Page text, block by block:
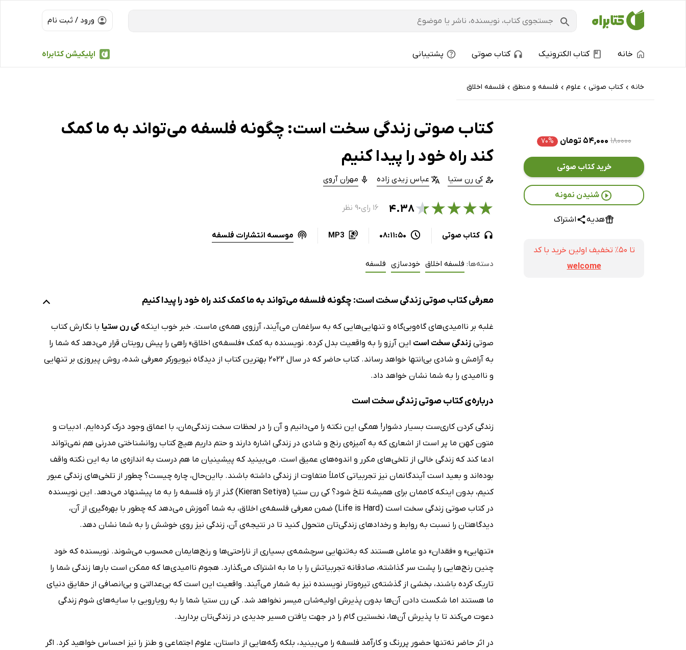
ورود / ثبت نام
اپلیکیشن کتابراه خانه کتاب الکترونیک کتاب صوتی پشتیبانی
خانه › کتاب‌ صوتی › علوم › فلسفه و منطق › فلسفه اخلاق
۱۸۰۰۰۰ ۵۴,۰۰۰ تومان ۷۰%
خرید کتاب صوتی
شنیدن نمونه
هدیه اشتراک
تا ۵۰٪ تخفیف اولین خرید با کد
welcome
کتاب صوتی زندگی سخت است: چگونه فلسفه می‌تواند به ما کمک
کند راه خود را پیدا کنیم
کی رن ستیا عباس زیدی زاده مهران آروی
★
★
★
★
★۴.۳۸ ۱۶ رای ● ۹ نظر
کتاب صوتی 08:11:50
MP3 موسسه انتشارات فلسفه
دسته‌ها: فلسفه اخلاق خودسازی فلسفه
معرفی کتاب صوتی زندگی سخت است: چگونه فلسفه می‌تواند به ما کمک کند راه خود را پیدا کنیم
غلبه بر ناامیدی‌های گاه‌و‌بی‌گاه و تنهایی‌هایی که به سراغمان می‌آیند، آرزوی همه‌ی ماست. خبر خوب اینکهکی رن ستیا با نگارش کتاب
صوتی زندگی سخت است این آرزو را به واقعیت بدل کرده. نویسنده به کمک «فلسفه‌ی اخلاق» راهی را پیش رویتان قرار می‌دهد که شما را
به آرامش و شادی بی‌انتها خواهد رساند. کتاب حاضر که در سال 2022 بهترین کتاب از دیدگاه نیویورکر معرفی شده، روش پیروزی بر تنهایی
و ناامیدی را به شما نشان خواهد داد.
درباره‌ی کتاب صوتی زندگی سخت است
زندگی کردن کاری‌ست بسیار دشوار! همگی این نکته را می‌دانیم و آن را در لحظات سخت زندگی‌مان، با اعماق وجود درک کرده‌ایم. ادبیات و
متون کهن ما پر است از اشعاری که به آمیزه‌ی رنج و شادی در زندگی اشاره دارند و حتم داریم هیچ کتاب روانشناختی مدرنی هم نمی‌تواند
ادعا کند که زندگی خالی از تلخی‌های مکرر و اندوه‌‌های عمیق است. می‌بینید که پیشینیان ما هم درست به اندازه‌ی ما به این نکته واقف
بوده‌اند و بعید است آیندگانمان نیز تجربیاتی کاملاً متفاوت از زندگی داشته باشند. بااین‌حال، چاره چیست؟ چطور از تلخی‌های زندگی عبور
کنیم، بدون اینکه کاممان برای همیشه تلخ شود؟ کی رن ستیا (Kieran Setiya) گذر از راه فلسفه را به ما پیشنهاد می‌دهد. این نویسنده
در کتاب صوتی زندگی سخت است (Life is Hard) ضمن معرفی فلسفه‌ی اخلاق، به شما آموزش می‌دهد که چطور با بهره‌گیری از آن،
دیدگاهتان را نسبت به روابط و رخدادهای زندگی‌تان متحول کنید تا در نتیجه‌ی آن، زندگی نیز روی خوشش را به شما نشان دهد.
«تنهایی» و «فقدان» دو عاملی هستند که به‌تنهایی سرچشمه‌ی بسیاری از ناراحتی‌ها و رنج‌هایمان محسوب می‌شوند. نویسنده که خود
چنین رنج‌هایی را پشت سر گذاشته، صادقانه تجربیاتش را با ما به اشتراک می‌گذارد. هجوم ناامیدی‌ها که ممکن است بارها زندگی شما را
تاریک کرده باشند، بخشی از گذشته‌ی تیره‌و‌تار نویسنده نیز به شمار می‌آیند. واقعیت این است که بی‌عدالتی و بی‌انصافی از حقایق دنیای
ما هستند اما شکست دادن آن‌ها بدون پذیرش اولیه‌شان میسر نخواهد شد. کی رن ستیا شما را به رویارویی با سایه‌های شوم زندگی
دعوت می‌کند تا با پذیرش آن‌ها، نخستین گام را در جهت یافتن مسیر جدیدی در زندگی‌تان بردارید.
در اثر حاضر نه‌تنها حضور پررنگ و کارآمد فلسفه را می‌بینید، بلکه رگه‌هایی از داستان، علوم اجتماعی و طنز را نیز احساس خواهید کرد. اگر